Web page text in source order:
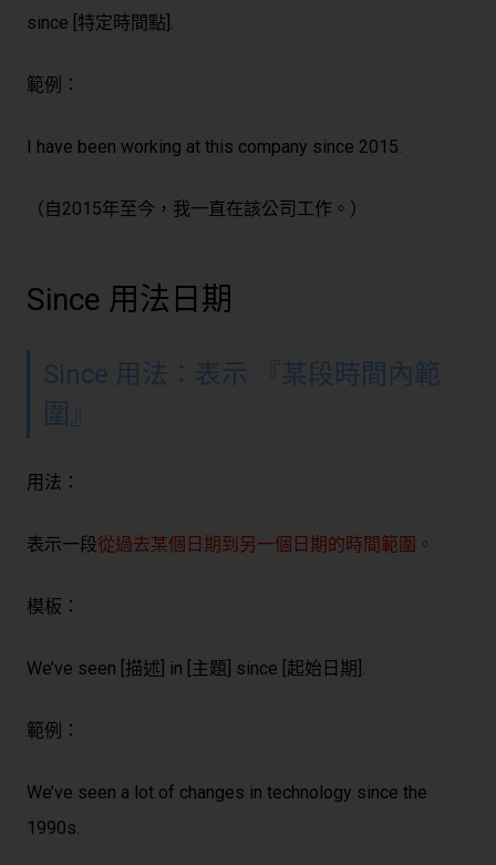
since [特定時間點].
範例：
I have been working at this company since 2015.
（自2015年至今，我一直在該公司工作。）
Since 用法日期
Since 用法：表示 『某段時間內範
圍』
用法：
表示一段從過去某個日期到另一個日期的時間範圍 。
模板：
We’ve seen [描述] in [主題] since [起始日期].
範例：
We’ve seen a lot of changes in technology since the
1990s.